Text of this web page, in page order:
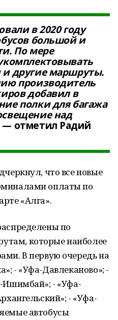
в 2020 году
большой и
По мере
другие маршруты.
производитель
добавил в
полки для багажа
над
— отметил Радий
что все новые
оплаты по
«Алга».
по
которые наиболее
В первую очередь на
- «Уфа-Давлеканово»; -
Ишимбай»; - «Уфа-
- «Уфа-
автобусы